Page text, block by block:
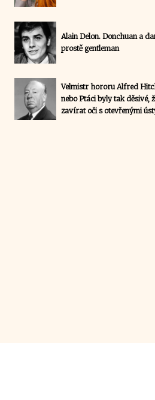
Alain Delon. Donchuan a
prostě gentleman
Velmistr hororu Alfred
nebo Ptáci byly tak děsivé,
zavírat oči s otevřenými